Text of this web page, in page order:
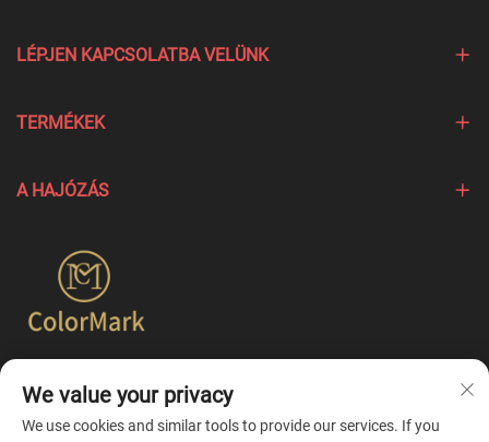
LÉPJEN KAPCSOLATBA VELÜNK
TERMÉKEK
A HAJÓZÁS
termékek létrehozására összpontosít, és egyszerűbb
egyesített testreszabási szolgáltatásokat kínál.
We value your privacy
We use cookies and similar tools to provide our services. If you